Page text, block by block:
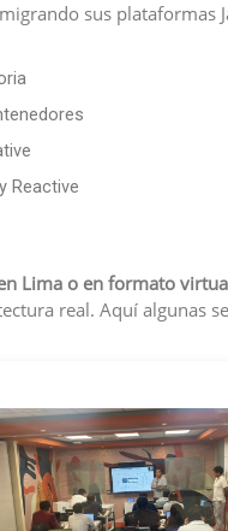
sus plataformas
Reactive
Lima o en formato
real. Aquí algunas